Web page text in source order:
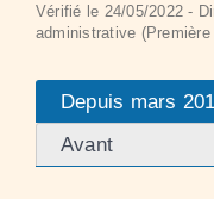
Vérifié le 24/05/2022 -
administrative
Depuis mars
Avant